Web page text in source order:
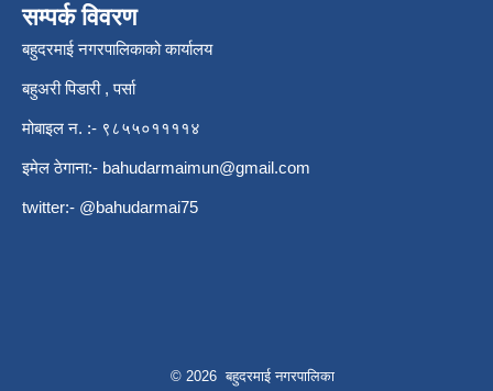
सम्पर्क विवरण
बहुदरमाई नगरपालिकाको कार्यालय
बहुअरी पिडारी , पर्सा
मोबाइल न. :- ९८५५०११११४
इमेल ठेगाना:- bahudarmaimun@gmail.com
twitter:- @bahudarmai75
© 2026 बहुदरमाई नगरपालिका